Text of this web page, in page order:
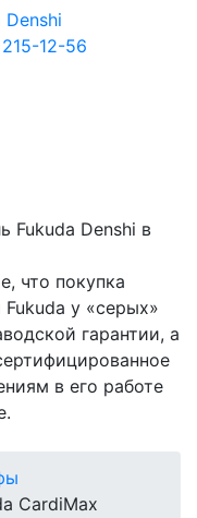
12-56
Fukuda Denshi в
что покупка
у «серых»
гарантии, а
в его работе
CardiMax